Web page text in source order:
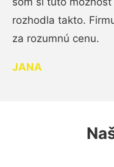
rozhodla takto.
za rozumnú cenu.
JANA